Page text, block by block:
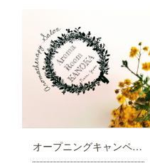
オープニングキャンペーンのお知らせ